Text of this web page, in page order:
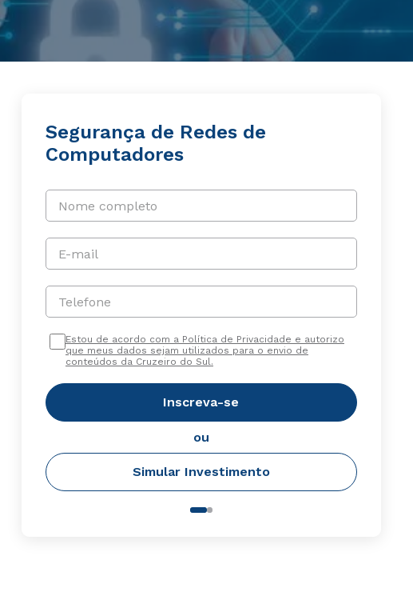
Segurança de Redes de
Computadores
Nome completo
E-mail
Telefone
Estou de acordo com a Política de Privacidade e autorizo
que meus dados sejam utilizados para o envio de
conteúdos da Cruzeiro do Sul.
Inscreva-se
ou
Simular Investimento